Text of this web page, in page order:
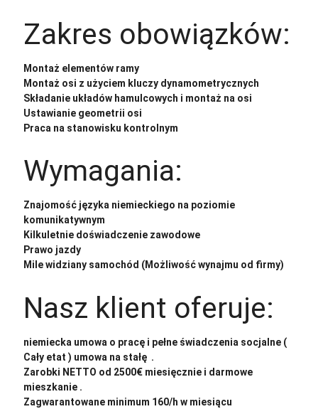
Zakres obowiązków:
Montaż elementów ramy
Montaż osi z użyciem kluczy dynamometrycznych
Składanie układów hamulcowych i montaż na osi
Ustawianie geometrii osi
Praca na stanowisku kontrolnym
Wymagania:
Znajomość języka niemieckiego na poziomie
komunikatywnym
Kilkuletnie doświadczenie zawodowe
Prawo jazdy
Mile widziany samochód (Możliwość wynajmu od firmy)
Nasz klient oferuje:
niemiecka umowa o pracę i pełne świadczenia socjalne (
Cały etat ) umowa na stałę .
Zarobki NETTO od 2500€ miesięcznie i darmowe
mieszkanie .
Zagwarantowane minimum 160/h w miesiącu